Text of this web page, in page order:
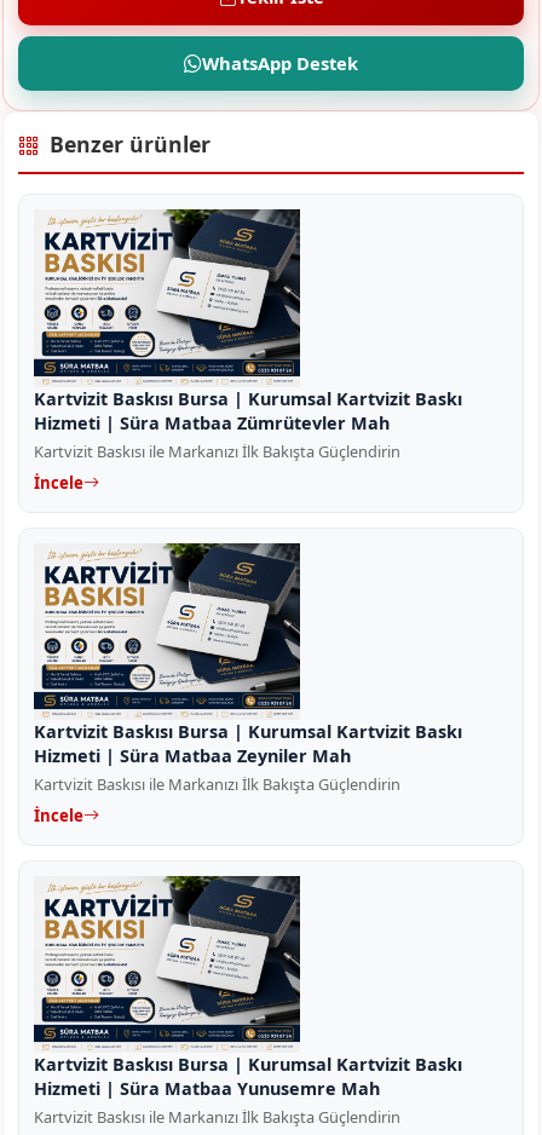
WhatsApp Destek
Benzer ürünler
Kartvizit Baskısı Bursa | Kurumsal Kartvizit Baskı
Hizmeti | Süra Matbaa Zümrütevler Mah
Kartvizit Baskısı ile Markanızı İlk Bakışta Güçlendirin
İncele
Kartvizit Baskısı Bursa | Kurumsal Kartvizit Baskı
Hizmeti | Süra Matbaa Zeyniler Mah
Kartvizit Baskısı ile Markanızı İlk Bakışta Güçlendirin
İncele
Kartvizit Baskısı Bursa | Kurumsal Kartvizit Baskı
Hizmeti | Süra Matbaa Yunusemre Mah
Kartvizit Baskısı ile Markanızı İlk Bakışta Güçlendirin